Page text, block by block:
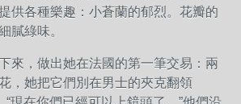
供各種樂趣：小蒼蘭的郁烈。花瓣的
膩綠味。
來，做出她在法國的第一筆交易：兩
，她把它們別在男士的夾克翻領